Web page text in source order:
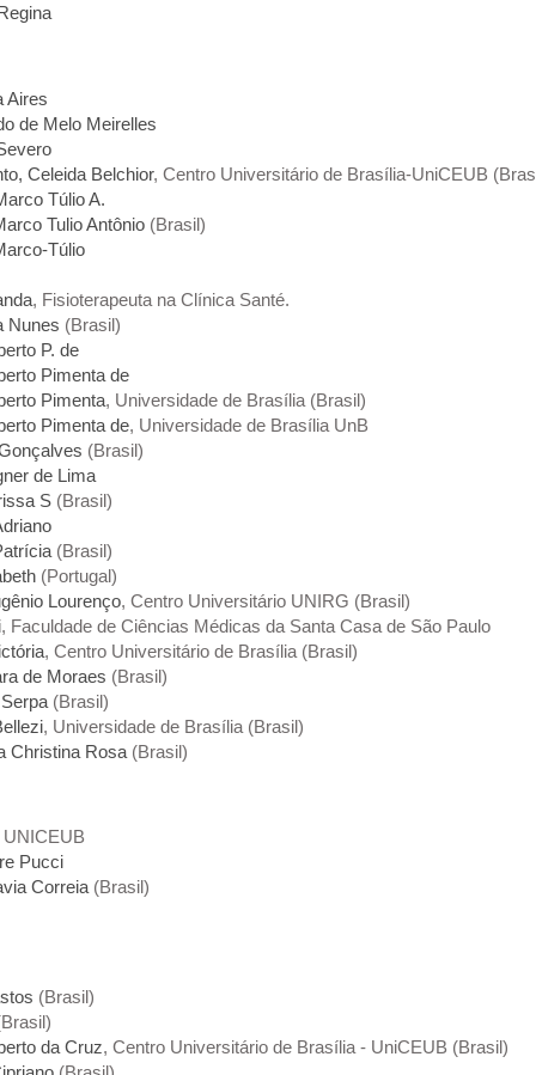
Aires
de Melo Meirelles
Celeida Belchior, Centro Universitário de Brasília-UniCEUB
Túlio A.
Tulio Antônio (Brasil)
Túlio
, Fisioterapeuta na Clínica Santé.
Nunes (Brasil)
P. de
Pimenta de
Pimenta, Universidade de Brasília (Brasil)
Pimenta de, Universidade de Brasília UnB
(Brasil)
de Lima
S (Brasil)
(Brasil)
(Portugal)
Lourenço, Centro Universitário UNIRG (Brasil)
, Faculdade de Ciências Médicas da Santa Casa de São Paulo
, Centro Universitário de Brasília (Brasil)
de Moraes (Brasil)
(Brasil)
, Universidade de Brasília (Brasil)
Christina Rosa (Brasil)
UNICEUB
Pucci
Correia (Brasil)
(Brasil)
da Cruz, Centro Universitário de Brasília - UniCEUB (Brasil)